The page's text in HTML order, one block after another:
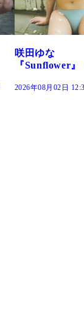
藤水咲桜『花
だまり』
2026年08月02日